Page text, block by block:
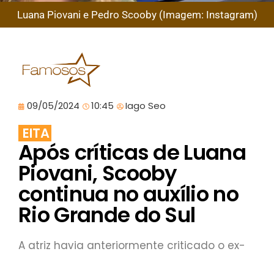
Luana Piovani e Pedro Scooby (Imagem: Instagram)
09/05/2024 10:45 Iago Seo
EITA
Após críticas de Luana
Piovani, Scooby
continua no auxílio no
Rio Grande do Sul
A atriz havia anteriormente criticado o ex-